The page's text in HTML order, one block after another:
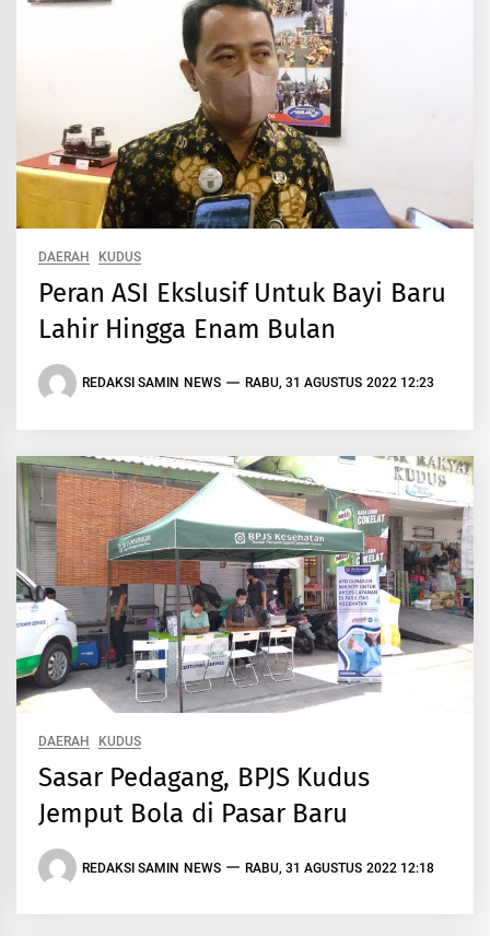
DAERAH KUDUS
Peran ASI Ekslusif Untuk Bayi Baru
Lahir Hingga Enam Bulan
REDAKSI SAMIN NEWS RABU, 31 AGUSTUS 2022 12:23
DAERAH KUDUS
Sasar Pedagang, BPJS Kudus
Jemput Bola di Pasar Baru
REDAKSI SAMIN NEWS RABU, 31 AGUSTUS 2022 12:18